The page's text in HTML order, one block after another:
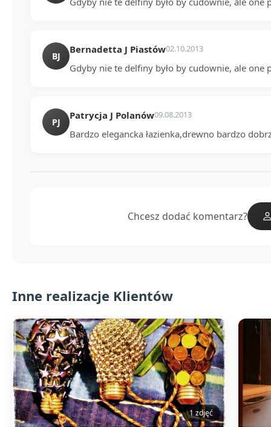
BJ
Bernadetta J Piastów02.10.2013
Gdyby nie te delfiny było by cudownie, ale one
PJ
Patrycja J Polanów09.08.2013
Bardzo elegancka łazienka,drewno bardzo
Chcesz dodać komentarz?
Inne realizacje Klientów
1 zdjęć